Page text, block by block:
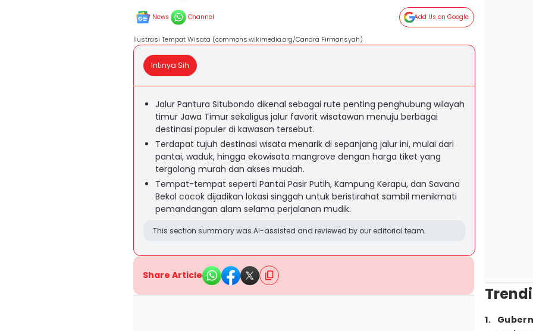
News Channel Add Us on Google
Ilustrasi Tempat Wisata (commons.wikimedia.org/Candra Firmansyah)
Intinya Sih
Jalur Pantura Situbondo dikenal sebagai rute penting penghubung wilayah
timur Jawa Timur sekaligus jalur favorit wisatawan menuju berbagai
destinasi populer di kawasan tersebut.
Terdapat tujuh destinasi wisata menarik di sepanjang jalur ini, mulai dari
pantai, waduk, hingga ekowisata mangrove dengan harga tiket yang
tergolong murah dan akses mudah.
Tempat-tempat seperti Pantai Pasir Putih, Kampung Kerapu, dan Savana
Bekol cocok dijadikan lokasi singgah untuk beristirahat sambil menikmati
pemandangan alam selama perjalanan mudik.
This section summary was AI-assisted and reviewed by our editorial team.
Share Article
1.